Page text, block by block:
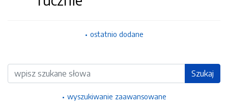
ostatnio dodane
Wyszukiwarka Szukaj
wyszukiwanie zaawansowane